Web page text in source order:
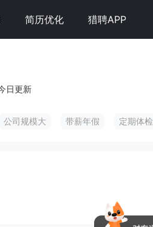
简历优化 猎聘APP
日更新
公司规模大 带薪年假 定期体检